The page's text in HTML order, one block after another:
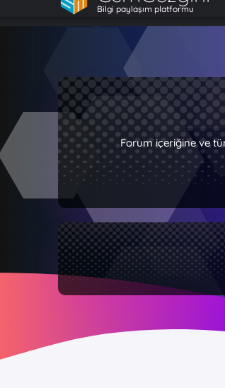
Bilgi paylaşım platformu
Forum içeriğine ve